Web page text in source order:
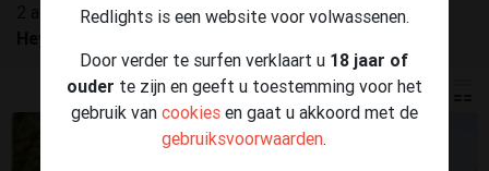
Redlights is een website voor volwassenen.
Door verder te surfen verklaart u 18 jaar of
ouder te zijn en geeft u toestemming voor het
gebruik van cookiesen gaat u akkoord met de
gebruiksvoorwaarden.
2 advertenties gevonden voorPrivé ontvangst